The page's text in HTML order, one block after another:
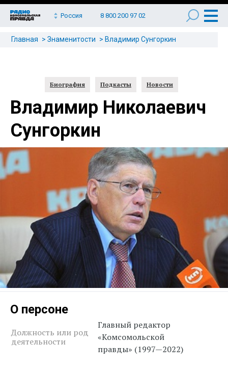
Россия 8 800 200 97 02
Главная Знаменитости Владимир Сунгоркин
Биография Подкасты Новости
Владимир Николаевич
Сунгоркин
О персоне
Должность или род
деятельности
Главный редактор
«Комсомольской
правды» (1997—2022)